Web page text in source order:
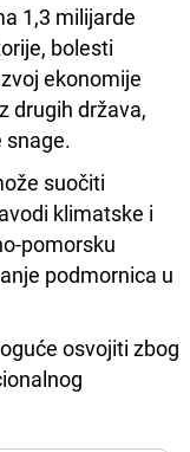
1,3 milijarde
bolesti
ekonomije
drugih država,
snage.
suočiti
klimatske i
pomorsku
podmornica u
osvojiti zbog